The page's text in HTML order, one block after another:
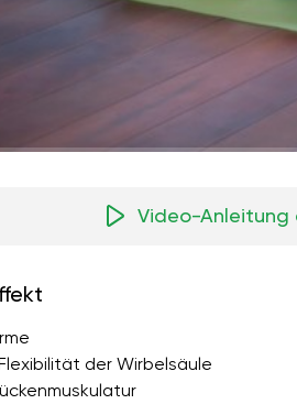
Video-Anleitung
der Wirbelsäule